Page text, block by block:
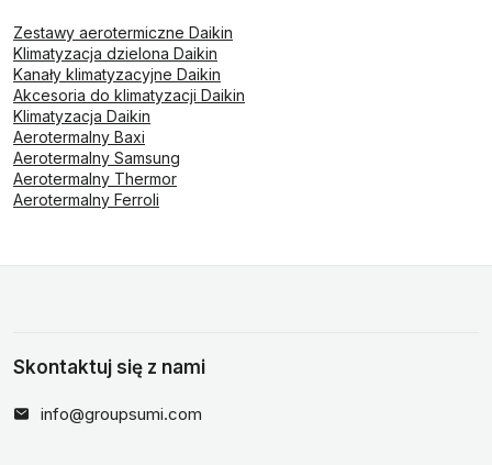
Zestawy aerotermiczne Daikin
Klimatyzacja dzielona Daikin
Kanały klimatyzacyjne Daikin
Akcesoria do klimatyzacji Daikin
Klimatyzacja Daikin
Aerotermalny Baxi
Aerotermalny Samsung
Aerotermalny Thermor
Aerotermalny Ferroli
Skontaktuj się z nami
info@groupsumi.com